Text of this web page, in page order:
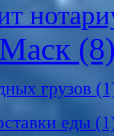
грузов
еды